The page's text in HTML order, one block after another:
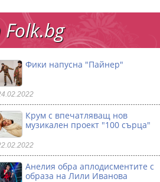
Фики напусна "Пайнер"
Крум с впечатляващ нов
музикален проект "100 сърца"
Анелия обра аплодисментите с
образа на Лили Иванова